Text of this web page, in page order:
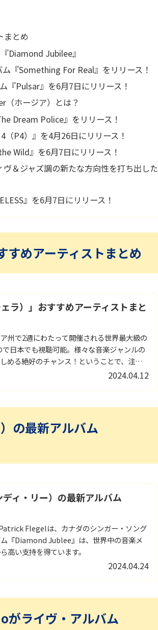
まとめ
Diamond Jubilee』
『Something For Real』をリリース！
『Pulsar』を6月7日にリリース！
（ホージア）とは？
Dream Police』をリリース！
（P4）』を4月26日にリリース！
Wild』を6月7日にリリース！
＆ジャズ調の新たな方向性を打ち出した
』を6月7日にリリース！
すめアーティストまとめ
ラ）」おすすめアーティストまと
州で2週にわたって開催される世界最大級の
日本でも視聴可能。様々な音楽ジャンルの
める絶好のチャンス！ということで、注目
2024.04.12
の最新アルバム
ィ・リー）の最新アルバム
Flegelは、カナダのシンガー・ソング
『Diamond Jublee』は、世界中の音楽メ
高い支持を得ています。
2024.04.24
ライヴ・アルバム